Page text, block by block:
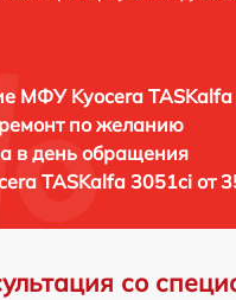
МФУ Kyocera TASKalfa
ремонт по желанию
в день обращения
TASKalfa 3051ci от
со